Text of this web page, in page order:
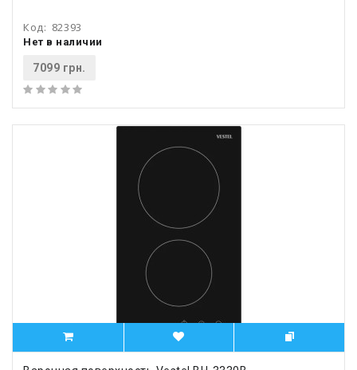
Код: 82393
Нет в наличии
7099 грн.